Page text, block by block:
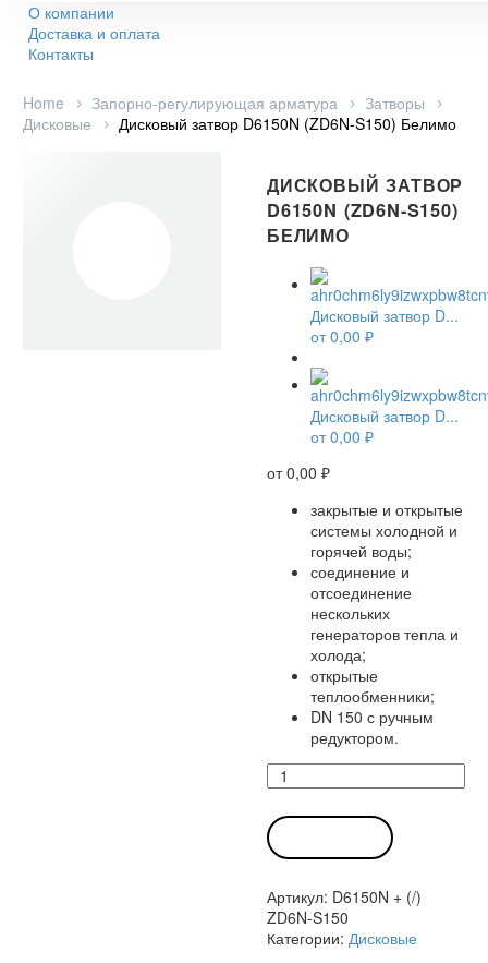
О компании
Доставка и оплата
Контакты
Home Запорно-регулирующая арматура
Затворы
Дисковые
Дисковый затвор D6150N (ZD6N-S150) Белимо
ДИСКОВЫЙ ЗАТВОР
D6150N (ZD6N-S150)
БЕЛИМО
Дисковый затвор D...
от0,00 ₽
Дисковый затвор D...
от0,00 ₽
от0,00 ₽
закрытые и открытые
системы холодной и
горячей воды;
соединение и
отсоединение
нескольких
генераторов тепла и
холода;
открытые
теплообменники;
DN 150 с ручным
редуктором.
Количество
товара
Дисковый
затвор
D6150N
S150)
Белимо
Артикул: D6150N + (/)
ZD6N-S150
Категории: Дисковые